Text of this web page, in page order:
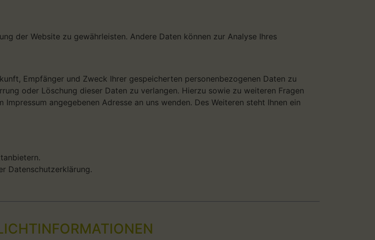
der Website zu gewährleisten. Andere Daten können zur Analyse Ihres
Empfänger und Zweck Ihrer gespeicherten personenbezogenen Daten zu
oder Löschung dieser Daten zu verlangen. Hierzu sowie zu weiteren Fragen
angegebenen Adresse an uns wenden. Des Weiteren steht Ihnen ein
Datenschutzerklärung.